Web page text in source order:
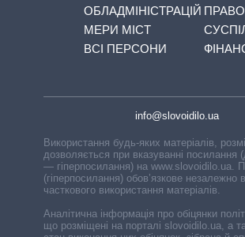
ОБЛАДМІНІСТРАЦІЙ
МЕРИ МІСТ
ВСІ ПЕРСОНИ
ПРАВО
info@slovoidilo.ua
Використання будь-яких матеріалів,
дозволяється при вказуванні посилання
— гіперпосилання) на www.slovoidilo.ua.
(гіперпосилання) обов’язкове незалежно
часткового використання матеріалів.
Аналітична інформація про обіцянки
що розміщені на порталі slovoidilo.ua, а